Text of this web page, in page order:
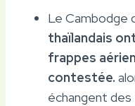
Le Cambodge
thaïlandais
frappes
contestée.
échangent des